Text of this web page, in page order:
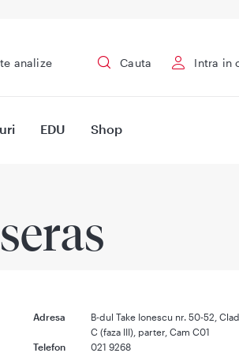
analize Cauta Intra in
EDU Shop
Adresa
B-dul Take Ionescu nr. 50-52,
C (faza III), parter, Cam C01
Telefon
021 9268